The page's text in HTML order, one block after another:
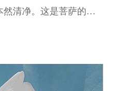
清净。这是菩萨的真